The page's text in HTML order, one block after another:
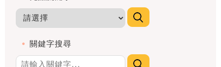
關鍵字搜尋